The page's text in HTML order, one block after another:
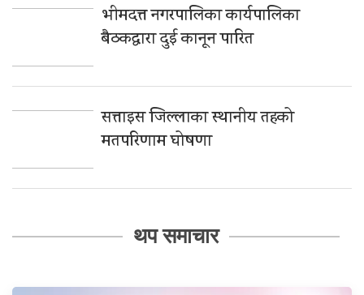
भीमदत्त नगरपालिका कार्यपालिका
बैठकद्वारा दुई कानून पारित
सत्ताइस जिल्लाका स्थानीय तहको
मतपरिणाम घोषणा
थप समाचार